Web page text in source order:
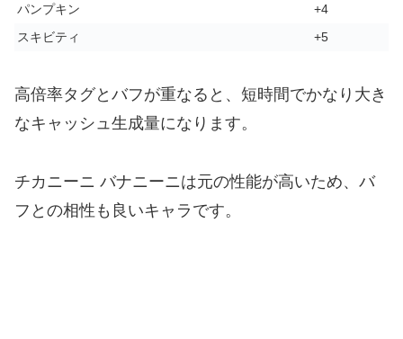
パンプキン
+4
スキビティ
+5
高倍率タグとバフが重なると、短時間でかなり大き
なキャッシュ生成量になります。
チカニーニ バナニーニは元の性能が高いため、バ
フとの相性も良いキャラです。